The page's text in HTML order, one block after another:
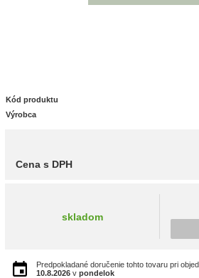
Kód produktu
Výrobca
Cena s DPH
skladom
Predpokladané doručenie tohto tovaru pri
10.8.2026 v pondelok